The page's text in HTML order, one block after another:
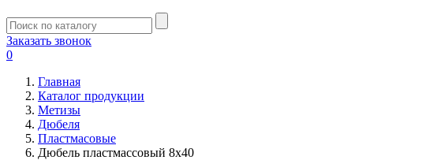
Заказать звонок
0
Главная
Каталог продукции
Метизы
Дюбеля
Пластмасовые
Дюбель пластмассовый 8х40